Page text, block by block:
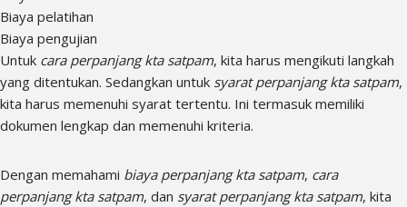
Biaya pelatihan
Biaya pengujian
Untuk cara perpanjang kta satpam, kita harus mengikuti langkah
yang ditentukan. Sedangkan untuk syarat perpanjang kta satpam,
kita harus memenuhi syarat tertentu. Ini termasuk memiliki
dokumen lengkap dan memenuhi kriteria.
Dengan memahami biaya perpanjang kta satpam, cara
perpanjang kta satpam, dan syarat perpanjang kta satpam, kita